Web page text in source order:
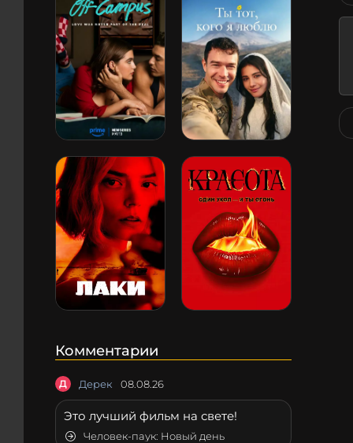
Комментарии
Д Дерек 08.08.26
Это лучший фильм на свете!
Человек-паук: Новый день